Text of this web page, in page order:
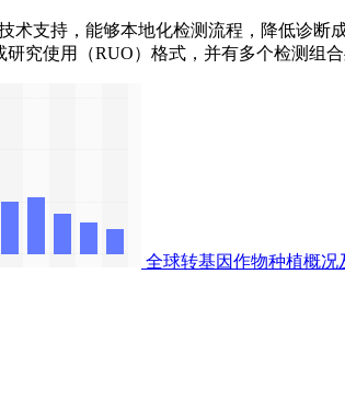
支持，能够本地化检测流程，降低诊断
究使用（RUO）格式，并有多个检测组合
全球转基因作物种植概